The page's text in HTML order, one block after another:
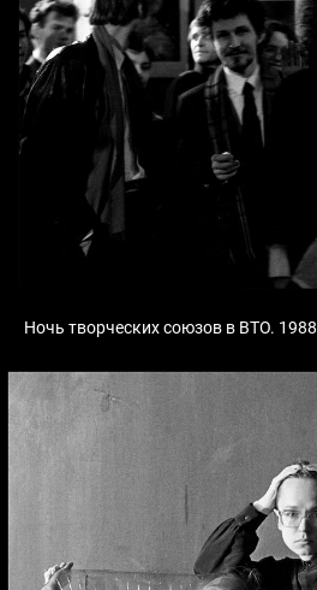
Ночь творческих союзов в ВТО. 1988